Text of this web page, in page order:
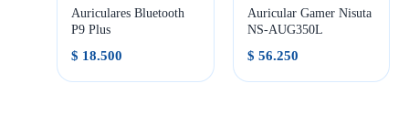
Auriculares Bluetooth
P9 Plus
$ 18.500
Auricular Gamer Nisuta
NS-AUG350L
$ 56.250